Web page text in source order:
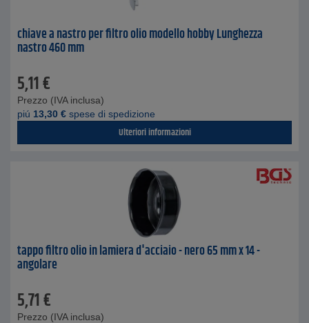
chiave a nastro per filtro olio modello hobby Lunghezza
nastro 460 mm
5,11€
Prezzo (IVA inclusa)
piú 13,30 € spese di spedizione
Ulteriori informazioni
tappo filtro olio in lamiera d'acciaio - nero 65 mm x 14 -
angolare
5,71€
Prezzo (IVA inclusa)